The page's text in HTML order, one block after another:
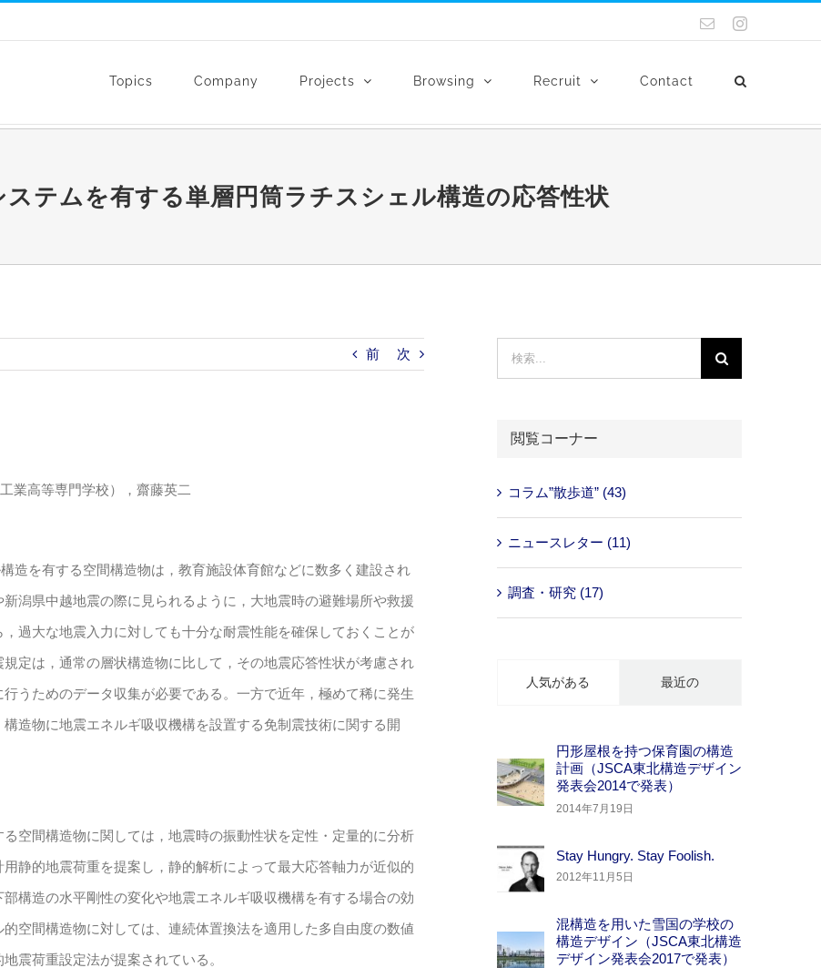
電
子
Instagram
Topics Company Projects Browsing Recruit Contact
ステムを有する単層円筒ラチスシェル構造の応答性状
前 次
業高等専門学校），齋藤英二
造を有する空間構造物は，教育施設体育館などに数多く建設され
潟県中越地震の際に見られるように，大地震時の避難場所や救援
過大な地震入力に対しても十分な耐震性能を確保しておくことが
定は，通常の層状構造物に比して，その地震応答性状が考慮され
うためのデータ収集が必要である。一方で近年，極めて稀に発生
造物に地震エネルギ吸収機構を設置する免制震技術に関する開
空間構造物に関しては，地震時の振動性状を定性・定量的に分析
静的地震荷重を提案し，静的解析によって最大応答軸力が近似的
構造の水平剛性の変化や地震エネルギ吸収機構を有する場合の効
空間構造物に対しては、連続体置換法を適用した多自由度の数値
震荷重設定法が提案されている。
索
閲覧コーナー
コラム”散歩道” (43)
ニュースレター (11)
調査・研究 (17)
人気がある 最近の
円形屋根を持つ保育園の構造
計画（JSCA東北構造デザイン
発表会2014で発表）
2014年7月19日
Stay Hungry. Stay Foolish.
2012年11月5日
混構造を用いた雪国の学校の
構造デザイン（JSCA東北構造
デザイン発表会2017で発表）